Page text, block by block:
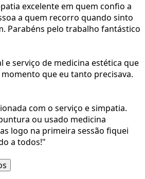
excelente em quem confio a
a quem recorro quando sinto
Parabéns pelo trabalho fantástico
e serviço de medicina estética que
que eu tanto precisava.
com o serviço e simpatia.
ou usado medicina
logo na primeira sessão fiquei
a todos!"